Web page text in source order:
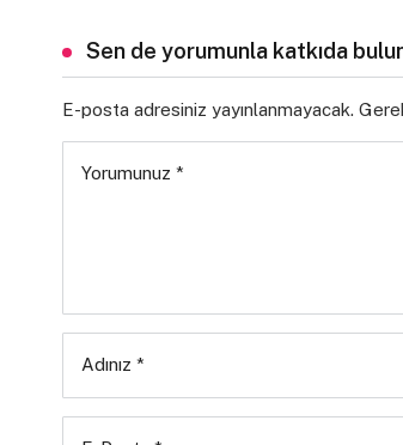
Sen de yorumunla katkıda
E-posta adresiniz yayınlanmayacak.
Yorumunuz *
Adınız *